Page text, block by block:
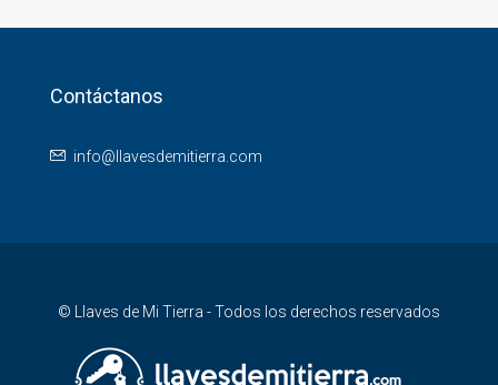
Contáctanos
info@llavesdemitierra.com
© Llaves de Mi Tierra - Todos los derechos reservados